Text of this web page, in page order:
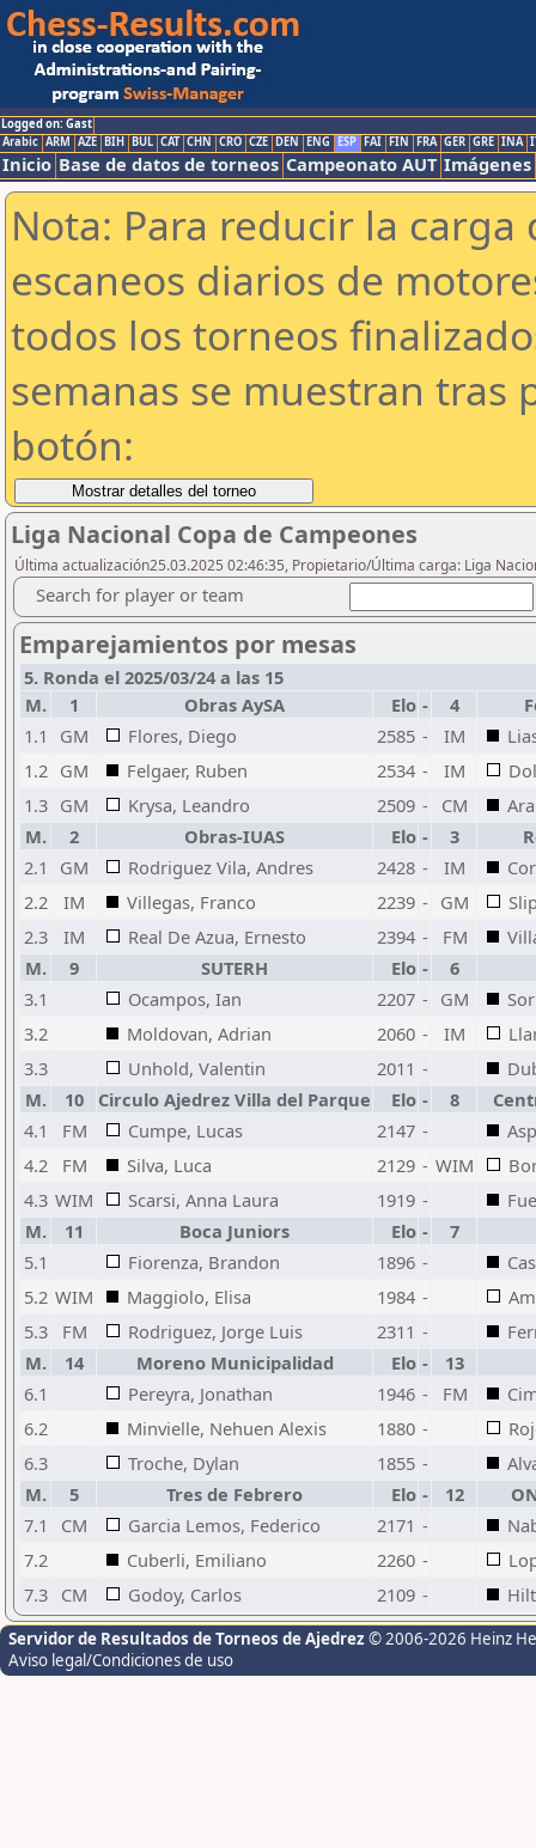
Logged on: Gast
Arabic ARM AZE BIH BUL CAT CHN CRO CZE DEN ENG ESP FAI FIN FRA GER GRE INA
Inicio Base de datos de torneos Campeonato AUT Imágenes
Nota: Para reducir la
escaneos diarios de
todos los torneos
semanas se muestran tras
botón:
Liga Nacional Copa de Campeones
Última actualización25.03.2025 02:46:35, Propietario/Última carga: Liga
Search for player or team
Emparejamientos por mesas
5. Ronda el 2025/03/24 a las 15
M.
1 Obras AySA Elo - 4
1.1
GM Flores, Diego 2585 - IM
1.2 GM Felgaer, Ruben 2534 - IM
1.3 GM Krysa, Leandro 2509 - CM
M.
2 Obras-IUAS Elo - 3
2.1
GM Rodriguez Vila, Andres 2428 - IM
2.2
IM Villegas, Franco 2239 - GM
2.3
IM Real De Azua, Ernesto 2394 - FM
M.
9 SUTERH Elo -
6
3.1
Ocampos, Ian 2207 - GM
3.2
Moldovan, Adrian 2060 - IM
3.3
Unhold, Valentin 2011 -
M.
10 Circulo Ajedrez Villa del Parque Elo - 8
4.1
FM Cumpe, Lucas 2147 -
4.2
FM Silva, Luca 2129 - WIM
4.3 WIM Scarsi, Anna Laura 1919 -
M.
11 Boca Juniors Elo -
7
5.1
Fiorenza, Brandon 1896 -
5.2 WIM Maggiolo, Elisa 1984 -
5.3
FM Rodriguez, Jorge Luis 2311 -
M.
14 Moreno Municipalidad Elo -
13
6.1
Pereyra, Jonathan 1946 - FM
6.2
Minvielle, Nehuen Alexis 1880 -
6.3
Troche, Dylan 1855 -
M.
5 Tres de Febrero Elo - 12
7.1
CM Garcia Lemos, Federico 2171 -
7.2
Cuberli, Emiliano 2260 -
7.3 CM Godoy, Carlos 2109 -
Servidor de Resultados de Torneos de Ajedrez © 2006-2026 Heinz
Aviso legal/Condiciones de uso